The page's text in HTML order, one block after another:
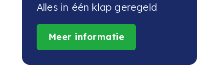
Alles in één klap geregeld
Meer informatie